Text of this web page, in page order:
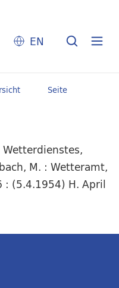
EN
Seite
M. : Wetteramt,
(5.4.1954) H. April